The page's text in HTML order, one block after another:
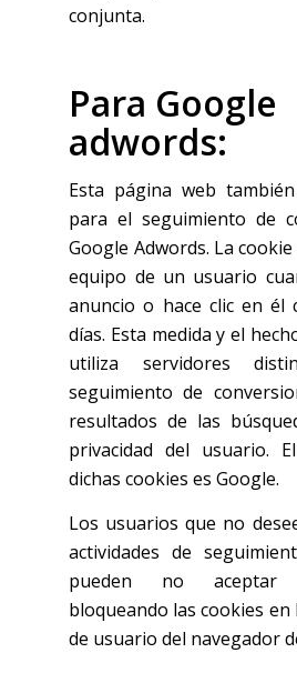
conjunta.
Para Google
adwords:
Esta página web
para el seguimiento de
Google Adwords. La
equipo de un usuario
anuncio o hace clic en él
días. Esta medida y el
utiliza servidores
seguimiento de
resultados de las
privacidad del usuario.
dichas cookies es Google.
Los usuarios que no
actividades de
pueden no aceptar
bloqueando las cookies
de usuario del navegador